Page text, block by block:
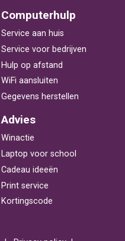
Computerhulp
Service aan huis
Service voor bedrijven
Hulp op afstand
WiFi aansluiten
Gegevens herstellen
Advies
Winactie
Laptop voor school
Cadeau ideeën
Print service
Kortingscode